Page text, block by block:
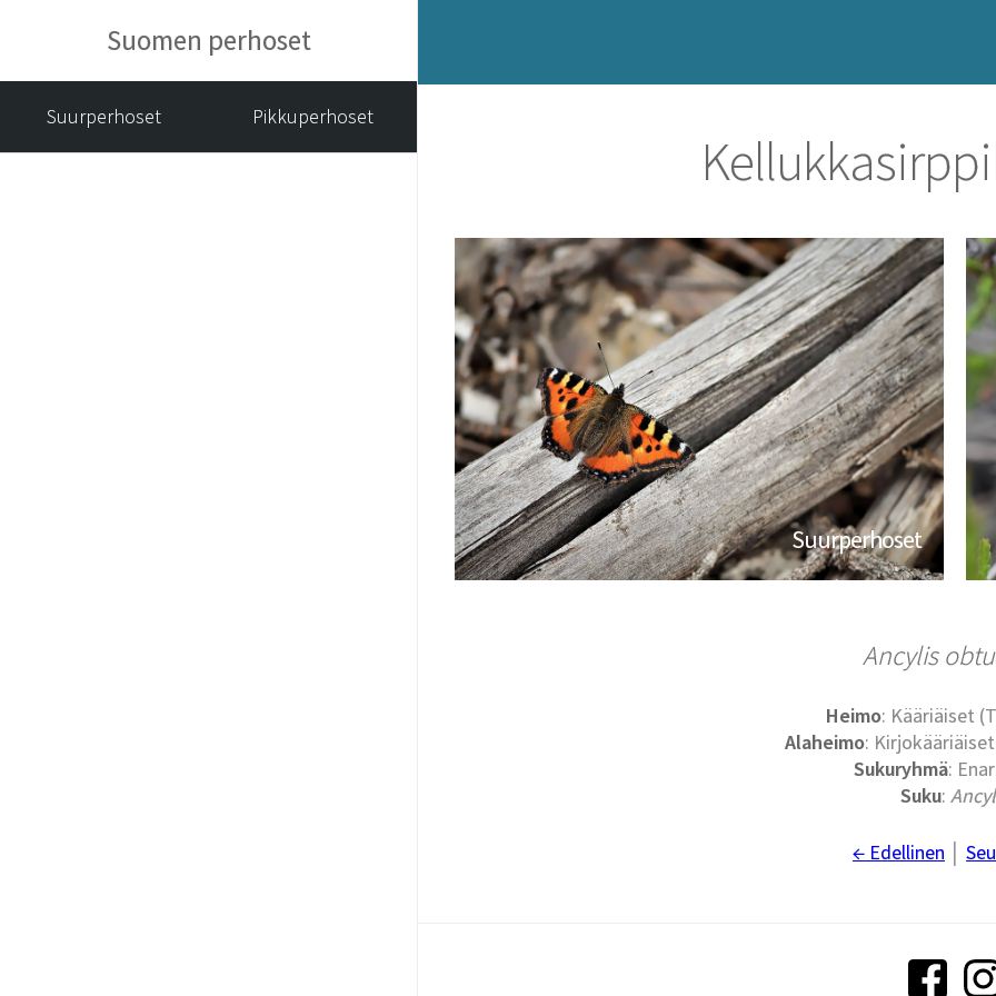
Suomen perhoset
Suurperhoset Pikkuperhoset
Suurperhoset
Ancylis
Heimo: Kääriäiset
Alaheimo:
Sukuryhmä:
Suku:
← Edellinen